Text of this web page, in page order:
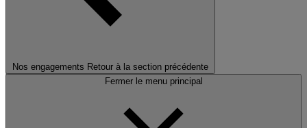
Nos engagements Retour à la section précédente
Fermer le menu principal